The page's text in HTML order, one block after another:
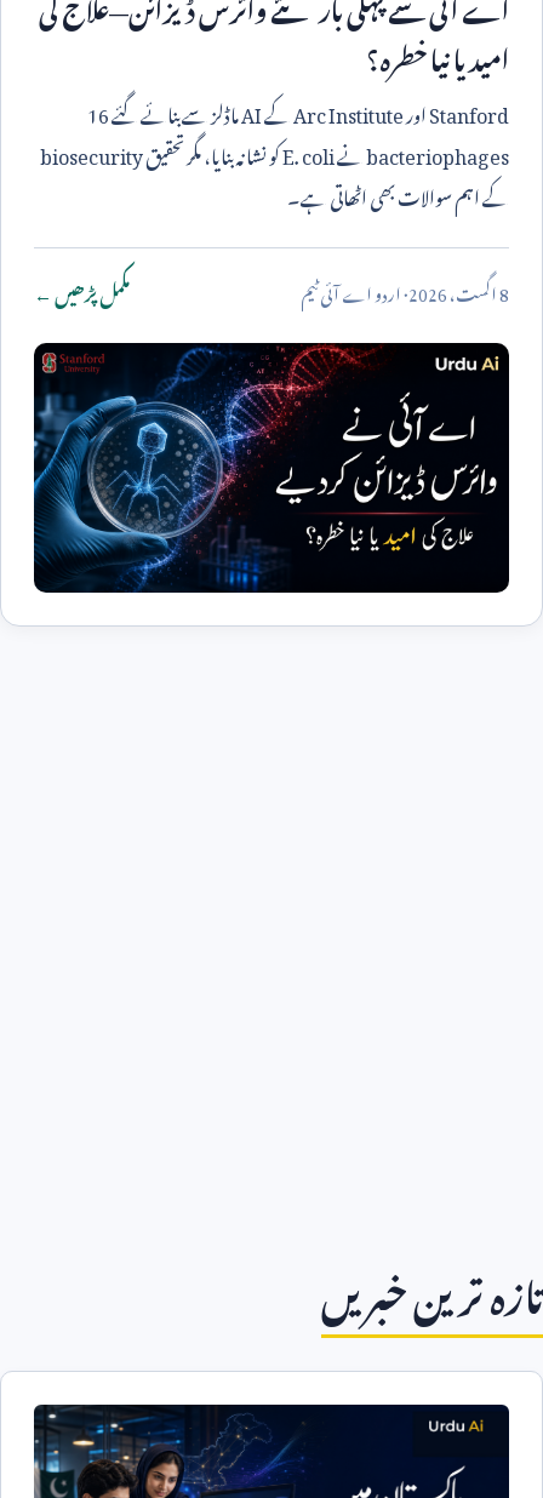
امید یا نیا خطرہ؟
StanfordاورArc InstituteکےAIماڈلز سے بنائے گئے16
bacteriophagesنےE. coliکو نشانہ بنایا، مگر تحقیقbiosecurity
کے اہم سوالات بھی اٹھاتی ہے۔
8اگست،2026· اردو اے آئی ٹیم مکمل پڑھیں ←
تازہ ترین خبریں